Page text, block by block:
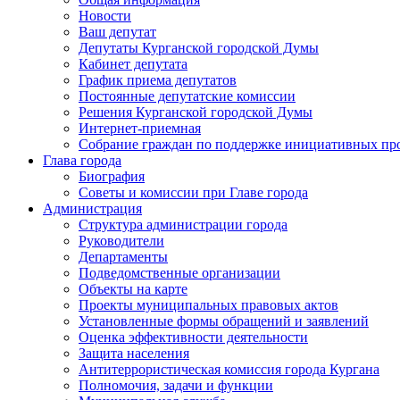
Новости
Ваш депутат
Депутаты Курганской городской Думы
Кабинет депутата
График приема депутатов
Постоянные депутатские комиссии
Решения Курганской городской Думы
Интернет-приемная
Собрание граждан по поддержке инициативных
Глава города
Биография
Советы и комиссии при Главе города
Администрация
Структура администрации города
Руководители
Департаменты
Подведомственные организации
Объекты на карте
Проекты муниципальных правовых актов
Установленные формы обращений и заявлений
Оценка эффективности деятельности
Защита населения
Антитеррористическая комиссия города Кургана
Полномочия, задачи и функции